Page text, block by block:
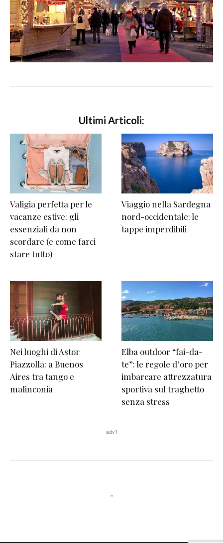
Ultimi Articoli:
Valigia perfetta per le
vacanze estive: gli
essenziali da non
scordare (e come farci
stare tutto)
Viaggio nella Sardegna
nord-occidentale: le
tappe imperdibili
Nei luoghi di Astor
Piazzolla: a Buenos
Aires tra tango e
malinconia
Elba outdoor “fai-da-
te”: le regole d’oro per
imbarcare attrezzatura
sportiva sul traghetto
senza stress
adv1
-